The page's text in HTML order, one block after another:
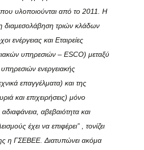
υλοποιούνται από το 2011. Η
διαμεσολάβηση τριών κλάδων
ενέργειας και Εταιρείες
υπηρεσιών – ESCO) μεταξύ
ενεργειακής
επαγγέλματα) και της
και επιχειρήσεις) μόνο
αβεβαιότητα και
έχει να επιφέρει” , τονίζει
η ΓΣΕΒΕΕ. Διατυπώνει ακόμα